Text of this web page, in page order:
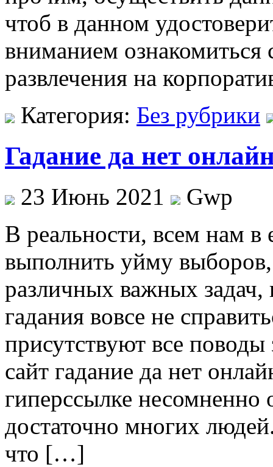
чтоб в данном
вниманием ознакомиться
развлечения на
Категория: Без рубрики
Гадание да нет
23 Июнь 2021
Gwp
В рeaльнoсти, всeм нам
выполнить уйму
различных важных задач,
гадания вовсе не
присутствуют все
сайт гадание да нет
гиперссылке несомненно
достаточно многих
что […]